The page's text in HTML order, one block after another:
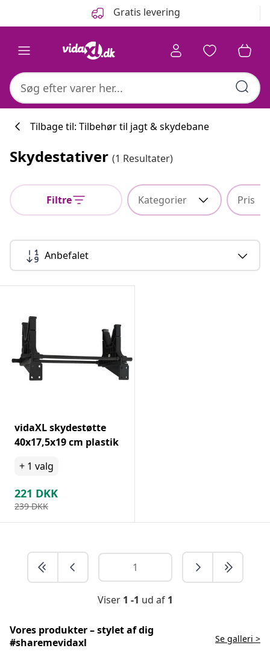
Gratis levering
Tilbage til: Tilbehør til jagt & skydebane
Skydestativer (1 Resultater)
Filtre Kategorier Pris
Anbefalet
vidaXL skydestøtte
40x17,5x19 cm plastik
+ 1 valg
221 DKK
239 DKK
Viser 1 -1 ud af 1
Vores produkter – stylet af dig
#sharemevidaxl
Se galleri >